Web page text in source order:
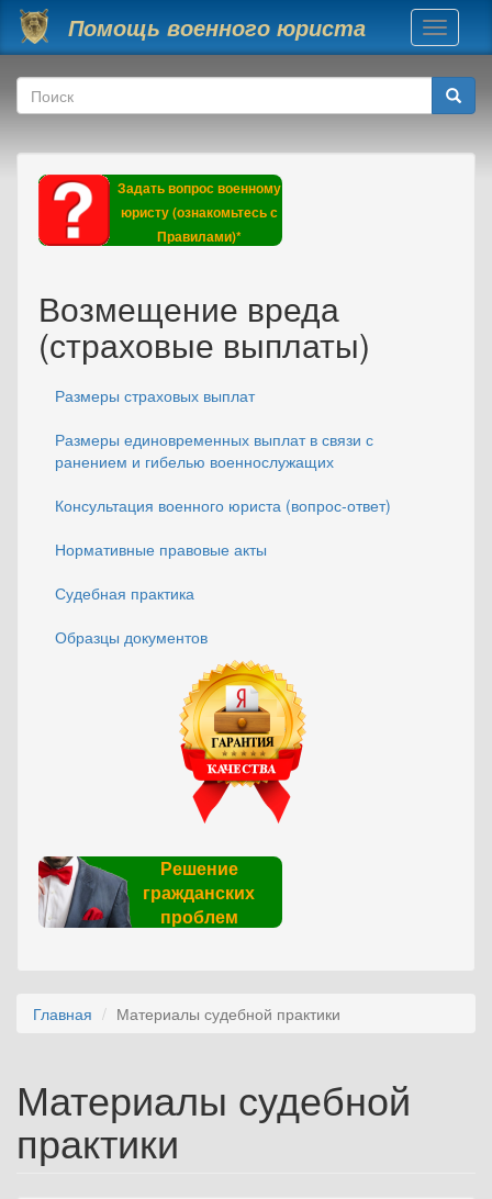
Перейти к основному содержанию
Помощь военного юриста
Toggle
Форма поиска
Поиск
Задать вопрос военному
юристу (ознакомьтесь с
Правилами)*
Возмещение вреда
(страховые выплаты)
Размеры страховых выплат
Размеры единовременных выплат в связи с
ранением и гибелью военнослужащих
Консультация военного юриста (вопрос-ответ)
Нормативные правовые акты
Судебная практика
Образцы документов
Решение
гражданских
проблем
Главная Материалы судебной практики
Материалы судебной
практики